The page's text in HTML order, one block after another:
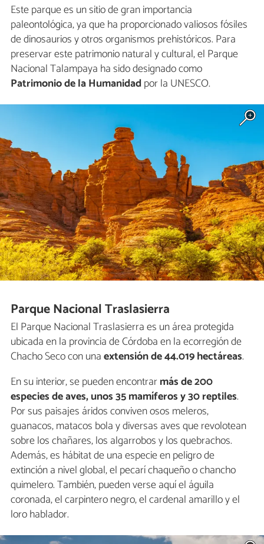
Este parque es un sitio de gran importancia
paleontológica, ya que ha proporcionado valiosos fósiles
de dinosaurios y otros organismos prehistóricos. Para
preservar este patrimonio natural y cultural, el Parque
Nacional Talampaya ha sido designado como
Patrimonio de la Humanidadpor la UNESCO.
Parque Nacional Traslasierra
El Parque Nacional Traslasierra es un área protegida
ubicada en la provincia de Córdoba en la ecorregión de
Chacho Seco con unaextensión de 44.019 hectáreas.
En su interior, se pueden encontrarmás de 200
especies de aves, unos 35 mamíferos y 30 reptiles.
Por sus paisajes áridos conviven osos meleros,
guanacos, matacos bola y diversas aves que revolotean
sobre los chañares, los algarrobos y los quebrachos.
Además, es hábitat de una especie en peligro de
extinción a nivel global, el pecarí chaqueño o chancho
quimelero. También, pueden verse aquí el águila
coronada, el carpintero negro, el cardenal amarillo y el
loro hablador.